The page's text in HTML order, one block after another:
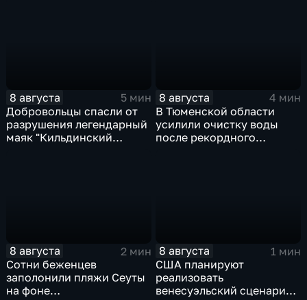
8 августа
5 мин
Добровольцы спасли от
разрушения легендарный
маяк "Кильдинский
8 августа
4 мин
В Тюменской области
усилили очистку воды
после рекордного
8 августа
2 мин
Сотни беженцев
заполонили пляжи Сеуты
на фоне
8 августа
1 мин
США планируют
реализовать
венесуэльский сценарий